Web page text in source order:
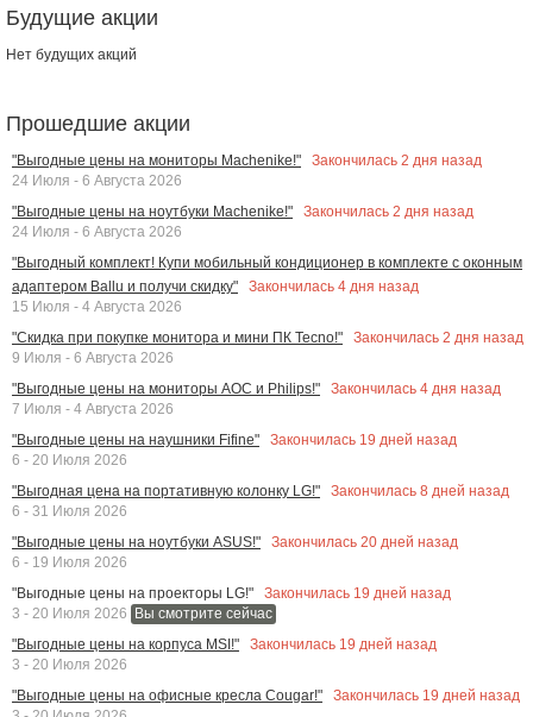
Будущие акции
Нет будущих акций
Прошедшие акции
"Выгодные цены на мониторы Machenike!" Закончилась 2 дня назад
24 Июля - 6 Августа 2026
"Выгодные цены на ноутбуки Machenike!"
Закончилась 2 дня назад
24 Июля - 6 Августа 2026
"Выгодный комплект! Купи мобильный кондиционер в комплекте с оконным
адаптером Ballu и получи скидку"
Закончилась 4 дня назад
15 Июля - 4 Августа 2026
"Скидка при покупке монитора и мини ПК Tecno!"
Закончилась 2 дня назад
9 Июля - 6 Августа 2026
"Выгодные цены на мониторы AOC и Philips!"
Закончилась 4 дня назад
7 Июля - 4 Августа 2026
"Выгодные цены на наушники Fifine"
Закончилась 19 дней назад
6 - 20 Июля 2026
"Выгодная цена на портативную колонку LG!"
Закончилась 8 дней назад
6 - 31 Июля 2026
"Выгодные цены на ноутбуки ASUS!"
Закончилась 20 дней назад
6 - 19 Июля 2026
"Выгодные цены на проекторы LG!"
Закончилась 19 дней назад
3 - 20 Июля 2026
Вы смотрите сейчас
"Выгодные цены на корпуса MSI!"
Закончилась 19 дней назад
3 - 20 Июля 2026
"Выгодные цены на офисные кресла Cougar!"
Закончилась 19 дней назад